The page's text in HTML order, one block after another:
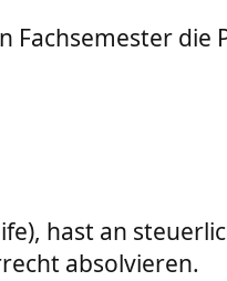
Fachsemester die
hast an
absolvieren.